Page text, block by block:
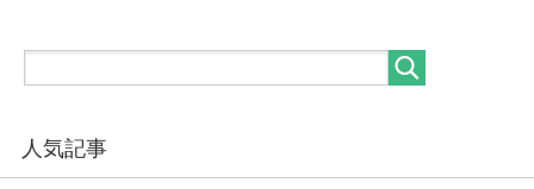
人気記事